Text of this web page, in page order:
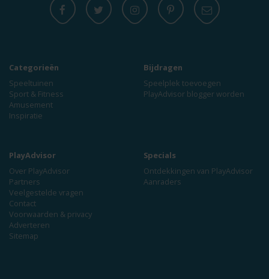
Categorieën
Speeltuinen
Sport & Fitness
Amusement
Inspiratie
Bijdragen
Speelplek toevoegen
PlayAdvisor blogger worden
PlayAdvisor
Over PlayAdvisor
Partners
Veelgestelde vragen
Contact
Voorwaarden & privacy
Adverteren
Sitemap
Specials
Ontdekkingen van PlayAdvisor
Aanraders